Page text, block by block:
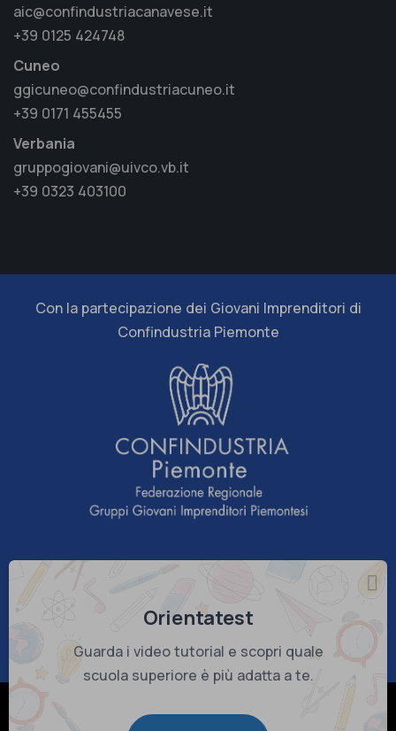
aic@confindustriacanavese.it
+39 0125 424748
Cuneo
ggicuneo@confindustriacuneo.it
+39 0171 455455
Verbania
gruppogiovani@uivco.vb.it
+39 0323 403100
Con la partecipazione dei Giovani Imprenditori di
Confindustria Piemonte
Sponsor tecnico
© Copyright 2026 Confindustria Piemonte - C.F. 80082290018
Orientatest
Guarda i video tutorial e scopri quale
scuola superiore è più adatta a te.